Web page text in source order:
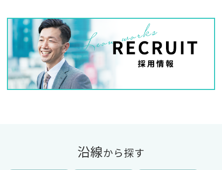
沿線から探す